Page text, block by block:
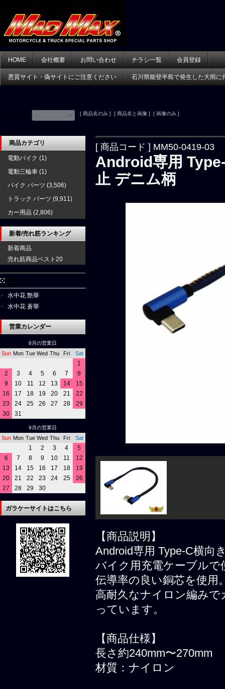
HOME 会社概要 お問い合わせ チラシ一覧 会員登録
悪質サイト・偽サイトにご注意ください 石川県能登半島で発生した大雨に
[ 商品名のみ ] [ 商品名と画像 ] [ 画像のみ ]
[ 商品コード ] MM50-0419-03
Android専用
止 デニム柄
【商品説明】
Android専用 Type-C横向
バイク用充電ケーブル
伝導率の良い銅芯を使用
高耐久なナイロン編み
っています。
【商品仕様】
長さ約240mm〜270mm
材質：ナイロン
商品カテゴリ
電動バイク (1)
電動三輪車 (1)
バイク パーツ (3,506)
トラック パーツ (9,911)
カー用品 (2,806)
新着/売れ筋ランキング
新着商品
売れ筋商品ベスト20
水中花 艶華
水中花 蒼華
営業カレンダー
8月の営業日
Sun Mon Tue Wed Thu Fri Sat
1
2
3 4 5 6 7
8
9
10 11 12 13 14
15
16
17 18 19 20 21
22
23
24 25 26 27 28
29
30
31
9月の営業日
Sun Mon Tue Wed Thu Fri Sat
1 2 3 4
5
6
7 8 9 10 11
12
13
14 15 16 17 18
19
20
21 22 23 24 25
26
27
28 29 30
ガラケーサイトはこちら